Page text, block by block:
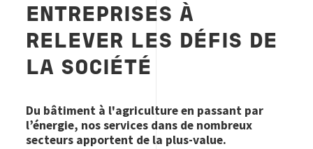
ENTREPRISES À
RELEVER LES DÉFIS DE
LA SOCIÉTÉ
Du bâtiment à l'agriculture en passant par
l’énergie, nos services dans de nombreux
secteurs apportent de la plus-value.